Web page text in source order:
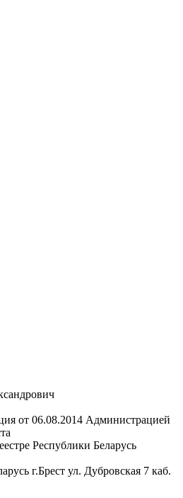
от 06.08.2014 Администрацией
Республики Беларусь
г.Брест ул. Дубровская 7 каб.